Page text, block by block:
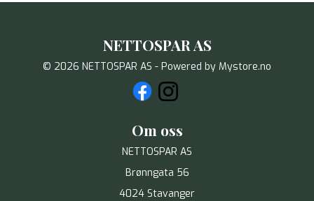
NETTOSPAR AS
© 2026 NETTOSPAR AS - Powered by Mystore.no
Om oss
NETTOSPAR AS
Brønngata 56
4024 Stavanger